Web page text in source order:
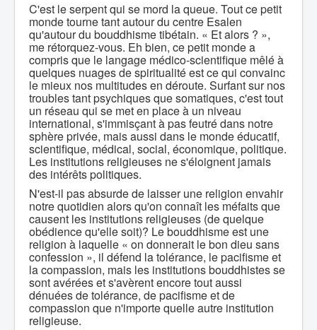
C'est le serpent qui se mord la queue. Tout ce petit
monde tourne tant autour du centre Esalen
qu'autour du bouddhisme tibétain. « Et alors ? »,
me rétorquez-vous. Eh bien, ce petit monde a
compris que le langage médico-scientifique mêlé à
quelques nuages de spiritualité est ce qui convainc
le mieux nos multitudes en déroute. Surfant sur nos
troubles tant psychiques que somatiques, c'est tout
un réseau qui se met en place à un niveau
international, s'immisçant à pas feutré dans notre
sphère privée, mais aussi dans le monde éducatif,
scientifique, médical, social, économique, politique.
Les institutions religieuses ne s'éloignent jamais
des intérêts politiques.
N'est-il pas absurde de laisser une religion envahir
notre quotidien alors qu'on connaît les méfaits que
causent les institutions religieuses (de quelque
obédience qu'elle soit)? Le bouddhisme est une
religion à laquelle « on donnerait le bon dieu sans
confession », il défend la tolérance, le pacifisme et
la compassion, mais les institutions bouddhistes se
sont avérées et s'avèrent encore tout aussi
dénuées de tolérance, de pacifisme et de
compassion que n'importe quelle autre institution
religieuse.